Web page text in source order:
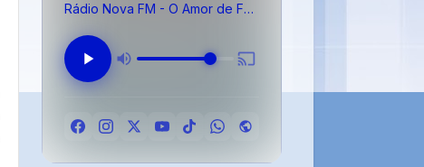
Rádio Nova FM - O Amor de Fazenda Nova